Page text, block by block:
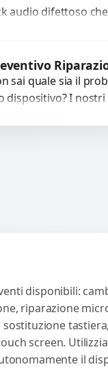
audio difettoso che
cuffie e
Preventivo
sai quale sia il
dispositivo? I nostri
disponibili:
riparazione
screen.
il